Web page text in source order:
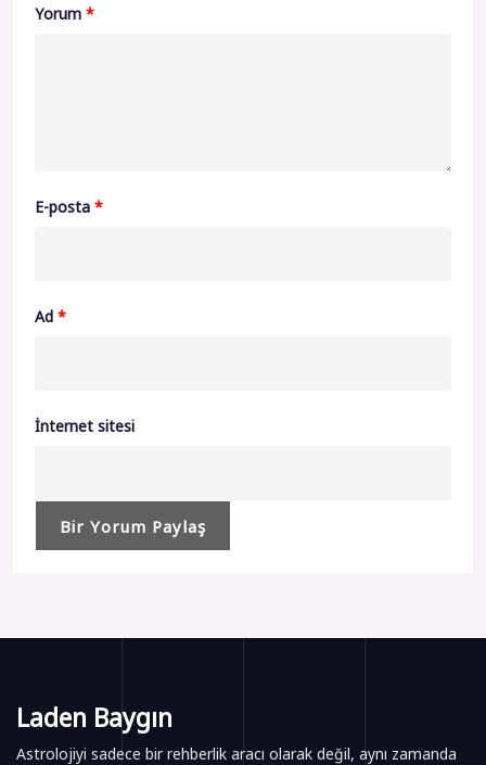
Yorum *
E-posta *
Ad *
İnternet sitesi
Laden Baygın
Astrolojiyi sadece bir rehberlik aracı olarak değil, aynı zamanda